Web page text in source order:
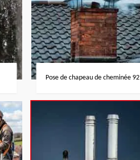
Pose de chapeau de cheminée 92